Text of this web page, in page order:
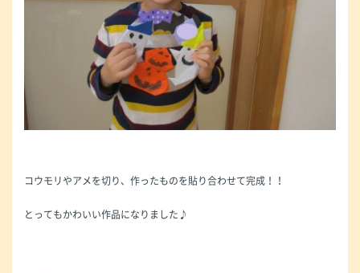
コウモリやアメを切り、作ったものを貼り合わせて完成！！
とってもかわいい作品になりました♪